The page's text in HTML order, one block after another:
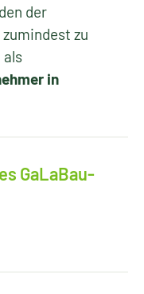
der
zu
als
in
GaLaBau-